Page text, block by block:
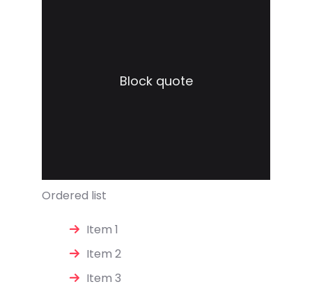
Block quote
Ordered list
Item 1
Item 2
Item 3